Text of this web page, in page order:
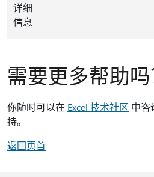
详细
信息
需要更多帮助吗
你随时可以在 Excel 技术社区 中咨
持。
返回页首